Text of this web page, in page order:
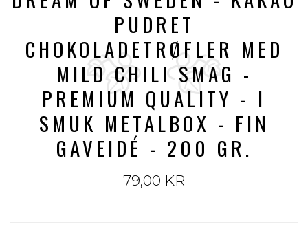
PUDRET
CHOKOLADETRØFLER MED
MILD CHILI SMAG -
PREMIUM QUALITY - I
SMUK METALBOX - FIN
GAVEIDÉ - 200 GR.
79,00 KR